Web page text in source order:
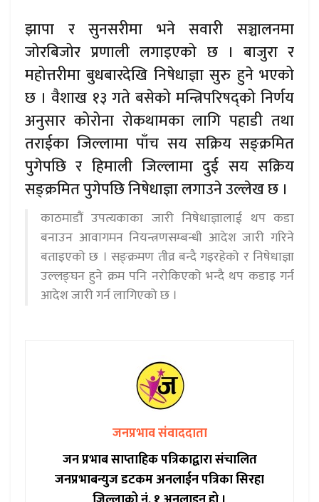
झापा र सुनसरीमा भने सवारी सञ्चालनमा
जोरबिजोर प्रणाली लगाइएको छ । बाजुरा र
महोत्तरीमा बुधबारदेखि निषेधाज्ञा सुरु हुने भएको
छ । वैशाख १३ गते बसेको मन्त्रिपरिषद्को निर्णय
अनुसार कोरोना रोकथामका लागि पहाडी तथा
तराईका जिल्लामा पाँच सय सक्रिय सङ्क्रमित
पुगेपछि र हिमाली जिल्लामा दुई सय सक्रिय
सङ्क्रमित पुगेपछि निषेधाज्ञा लगाउने उल्लेख छ ।
काठमाडौं उपत्यकाका जारी निषेधाज्ञालाई थप कडा
बनाउन आवागमन नियन्त्रणसम्बन्धी आदेश जारी गरिने
बताइएको छ । सङ्क्रमण तीव्र बन्दै गइरहेको र निषेधाज्ञा
उल्लङ्घन हुने क्रम पनि नरोकिएको भन्दै थप कडाइ गर्न
आदेश जारी गर्न लागिएको छ ।
जनप्रभाव संवाददाता
जन प्रभाब साप्ताहिक पत्रिकाद्वारा संचालित
जनप्रभाबन्युज डटकम अनलाईन पत्रिका सिरहा